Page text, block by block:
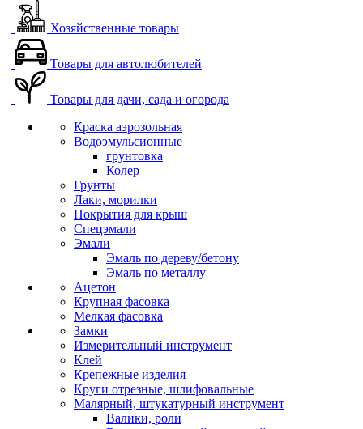
Хозяйственные товары
Товары для автолюбителей
Товары для дачи, сада и огорода
Краска аэрозольная
Водоэмульсионные
грунтовка
Колер
Грунты
Лаки, морилки
Покрытия для крыш
Спецэмали
Эмали
Эмаль по дереву/бетону
Эмаль по металлу
Ацетон
Крупная фасовка
Мелкая фасовка
Замки
Измерительный инструмент
Клей
Крепежные изделия
Круги отрезные, шлифовальные
Малярный, штукатурный инструмент
Валики, роли